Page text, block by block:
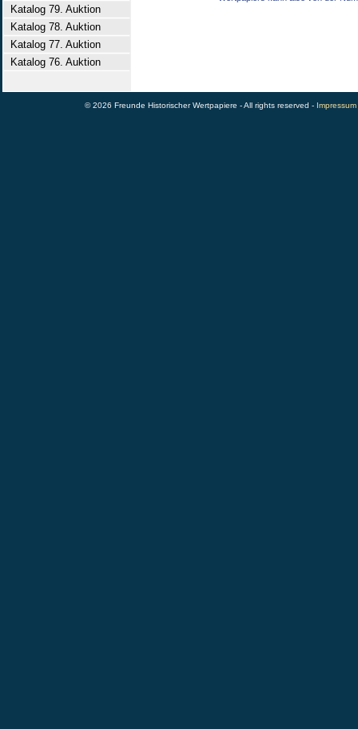
Katalog 79. Auktion
Katalog 78. Auktion
Katalog 77. Auktion
Katalog 76. Auktion
© 2026 Freunde Historischer Wertpapiere - All rights reserved - Impressum